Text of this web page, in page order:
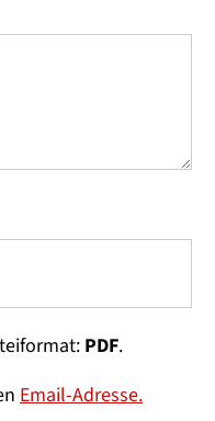
PDF.
Email-Adresse.